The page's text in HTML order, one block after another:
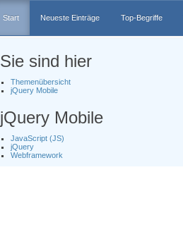
Start Neueste Einträge Top-Begriffe
Sie sind hier
Themenübersicht
jQuery Mobile
jQuery Mobile
JavaScript (JS)
jQuery
Webframework